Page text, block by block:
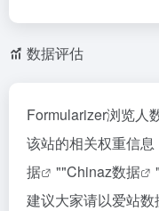
数据评估
Formularizer浏览人
该站的相关权重信
据
""Chinaz数据
建议大家请以爱站